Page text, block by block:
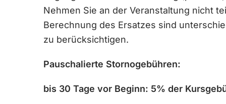
Nehmen Sie an der Veranstaltung nicht
Berechnung des Ersatzes sind
zu berücksichtigen.
Pauschalierte Stornogebühren:
bis 30 Tage vor Beginn: 5% der